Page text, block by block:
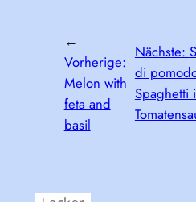
←
Vorherige:
Melon with
feta and
basil
Nächste:
di
Spaghetti